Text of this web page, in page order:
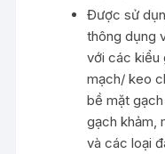
Được sử
thông dụng
với các kiểu
mạch/ keo
bề mặt
gạch khảm,
và các loại